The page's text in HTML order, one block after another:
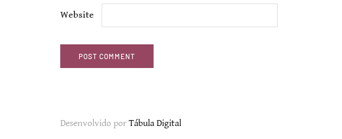
Website
Desenvolvido por Tábula Digital